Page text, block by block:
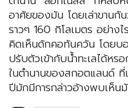
อาศัยของมัน โดยเล่าขานกั
ราวๆ 160 กิโลเมตร อย่าง
คิดเห็นดักคอทันควัน โดยบ
ปรับตัวเข้ากับน้ำทะเลได้ห
ในตำนานของสกอตแลนด์ ที่
ปีมักมีการกล่าวอ้างพบเห็น